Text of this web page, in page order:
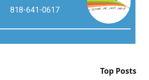
818-641-0617
Top Posts